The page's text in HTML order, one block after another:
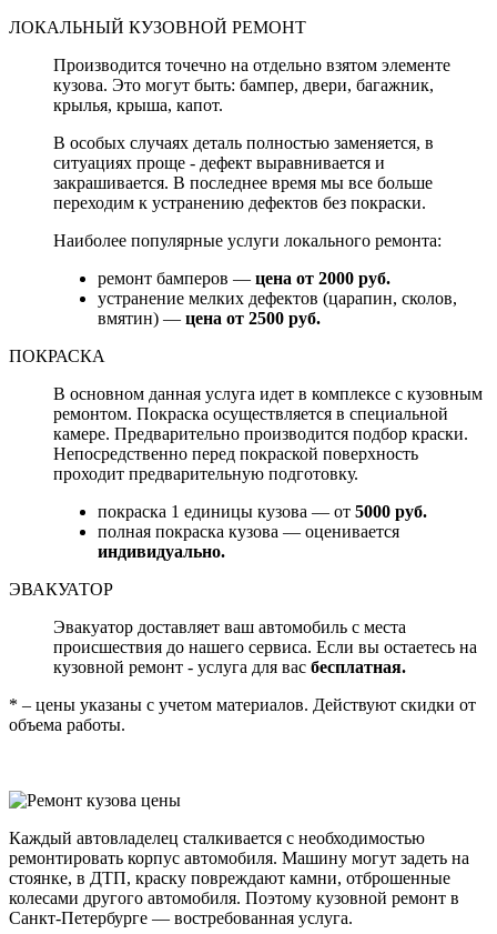
ЛОКАЛЬНЫЙ КУЗОВНОЙ РЕМОНТ
Производится точечно на отдельно взятом элементе
кузова. Это могут быть: бампер, двери, багажник,
крылья, крыша, капот.
В особых случаях деталь полностью заменяется, в
ситуациях проще - дефект выравнивается и
закрашивается. В последнее время мы все больше
переходим к устранению дефектов без покраски.
Наиболее популярные услуги локального ремонта:
ремонт бамперов — цена от 2000 руб.
устранение мелких дефектов (царапин, сколов,
вмятин) — цена от 2500 руб.
ПОКРАСКА
В основном данная услуга идет в комплексе с кузовным
ремонтом. Покраска осуществляется в специальной
камере. Предварительно производится подбор краски.
Непосредственно перед покраской поверхность
проходит предварительную подготовку.
покраска 1 единицы кузова — от 5000 руб.
полная покраска кузова — оценивается
индивидуально.
ЭВАКУАТОР
Эвакуатор доставляет ваш автомобиль с места
происшествия до нашего сервиса. Если вы остаетесь на
кузовной ремонт - услуга для вас бесплатная.
* – цены указаны с учетом материалов. Действуют скидки от
объема работы.
Каждый автовладелец сталкивается с необходимостью
ремонтировать корпус автомобиля. Машину могут задеть на
стоянке, в ДТП, краску повреждают камни, отброшенные
колесами другого автомобиля. Поэтому кузовной ремонт в
Санкт-Петербурге — востребованная услуга.